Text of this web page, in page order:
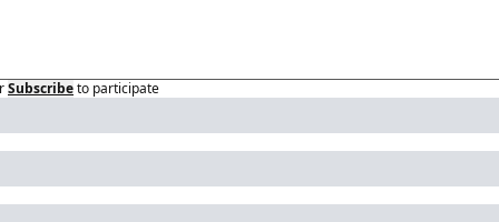
Subscribeto participate